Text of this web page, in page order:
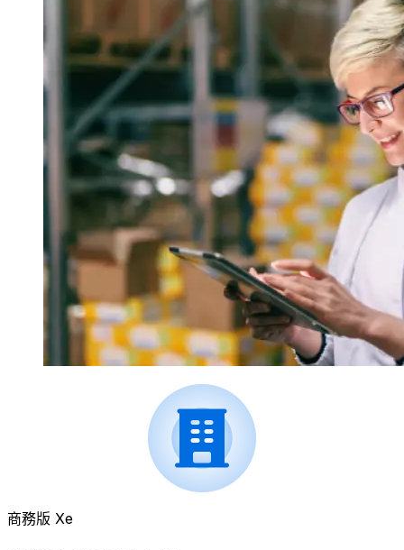
商務版 Xe